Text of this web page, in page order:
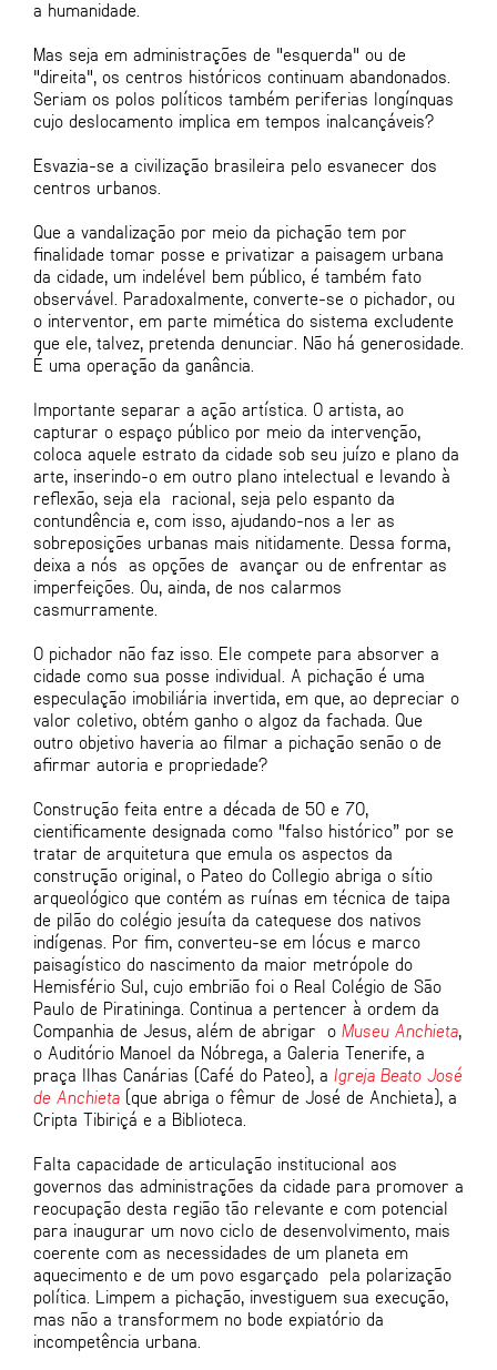
a humanidade.
Mas seja em administrações de "esquerda" ou de
"direita", os centros históricos continuam abandonados.
Seriam os polos políticos também periferias longínquas
cujo deslocamento implica em tempos inalcançáveis?
Esvazia-se a civilização brasileira pelo esvanecer dos
centros urbanos.
Que a vandalização por meio da pichação tem por
finalidade tomar posse e privatizar a paisagem urbana
da cidade, um indelével bem público, é também fato
observável. Paradoxalmente, converte-se o pichador, ou
o interventor, em parte mimética do sistema excludente
que ele, talvez, pretenda denunciar. Não há generosidade.
É uma operação da ganância.
Importante separar a ação artística. O artista, ao
capturar o espaço público por meio da intervenção,
coloca aquele estrato da cidade sob seu juízo e plano da
arte, inserindo-o em outro plano intelectual e levando à
reflexão, seja ela racional, seja pelo espanto da
contundência e, com isso, ajudando-nos a ler as
sobreposições urbanas mais nitidamente. Dessa forma,
deixa a nós as opções de avançar ou de enfrentar as
imperfeições. Ou, ainda, de nos calarmos
casmurramente.
O pichador não faz isso. Ele compete para absorver a
cidade como sua posse individual. A pichação é uma
especulação imobiliária invertida, em que, ao depreciar o
valor coletivo, obtém ganho o algoz da fachada. Que
outro objetivo haveria ao filmar a pichação senão o de
afirmar autoria e propriedade?
Construção feita entre a década de 50 e 70,
cientificamente designada como "falso histórico” por se
tratar de arquitetura que emula os aspectos da
construção original, o Pateo do Collegio abriga o sítio
arqueológico que contém as ruínas em técnica de taipa
de pilão do colégio jesuíta da catequese dos nativos
indígenas. Por fim, converteu-se em lócus e marco
paisagístico do nascimento da maior metrópole do
Hemisfério Sul, cujo embrião foi o Real Colégio de São
Paulo de Piratininga. Continua a pertencer à ordem da
Companhia de Jesus, além de abrigar o Museu Anchieta,
o Auditório Manoel da Nóbrega, a Galeria Tenerife, a
praça Ilhas Canárias (Café do Pateo), a Igreja Beato José
de Anchieta (que abriga o fêmur de José de Anchieta), a
Cripta Tibiriçá e a Biblioteca.
Falta capacidade de articulação institucional aos
governos das administrações da cidade para promover a
reocupação desta região tão relevante e com potencial
para inaugurar um novo ciclo de desenvolvimento, mais
coerente com as necessidades de um planeta em
aquecimento e de um povo esgarçado pela polarização
política. Limpem a pichação, investiguem sua execução,
mas não a transformem no bode expiatório da
incompetência urbana.